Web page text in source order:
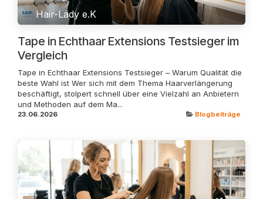
Hair-Lady e.K
Tape in Echthaar Extensions Testsieger im
Vergleich
Tape in Echthaar Extensions Testsieger – Warum Qualität die
beste Wahl ist Wer sich mit dem Thema Haarverlängerung
beschäftigt, stolpert schnell über eine Vielzahl an Anbietern
und Methoden auf dem Ma...
23.06.2026 Blogbeiträge